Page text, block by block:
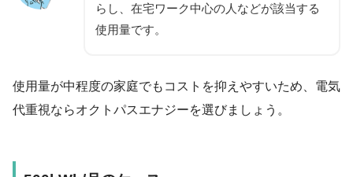
らし、在宅ワーク中心の人などが該当する
使用量です。
使用量が中程度の家庭でもコストを抑えやすいため、電気
代重視ならオクトパスエナジーを選びましょう。